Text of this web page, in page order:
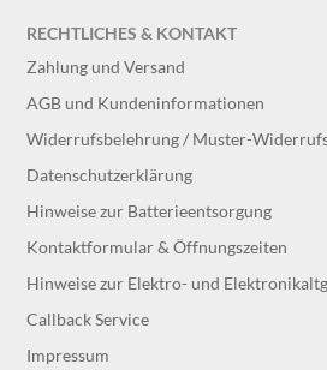
RECHTLICHES & KONTAKT
Zahlung und Versand
AGB und Kundeninformationen
Widerrufsbelehrung / Muster-
Datenschutzerklärung
Hinweise zur Batterieentsorgung
Kontaktformular & Öffnungszeiten
Hinweise zur Elektro- und
Callback Service
Impressum